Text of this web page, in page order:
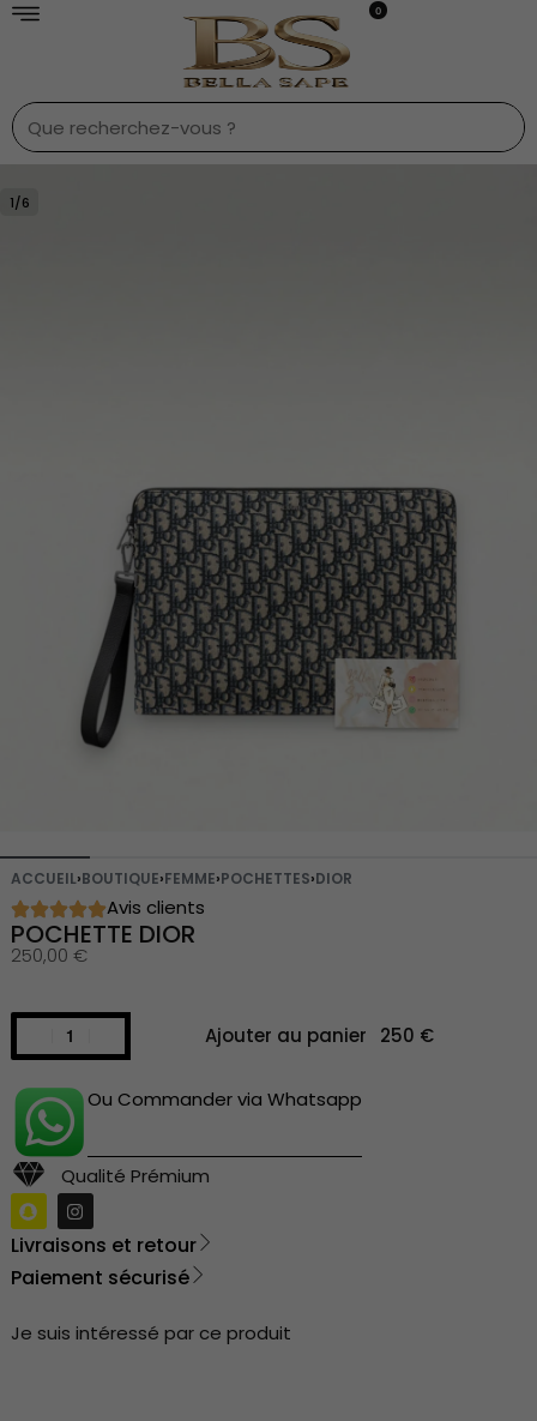
0
1/6
ACCUEIL›BOUTIQUE›FEMME›POCHETTES›DIOR
Avis clients
POCHETTE DIOR
250,00 €
Ajouter au panier
Ou Commander via Whatsapp
Qualité Prémium
Livraisons et retour
Paiement sécurisé
Je suis intéressé par ce produit